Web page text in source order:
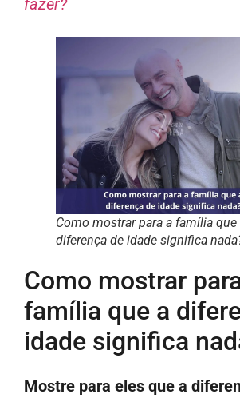
fazer?
Como mostrar para a família que
diferença de idade significa
Como mostrar
família que a
idade significa
Mostre para eles que a